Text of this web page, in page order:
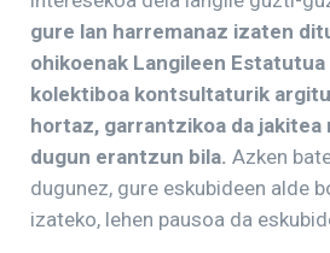
gure lan harremanaz izaten
ohikoenak Langileen
kolektiboa kontsultaturik
hortaz, garrantzikoa da jakitea
dugun erantzun bila. Azken
dugunez, gure eskubideen alde
izateko, lehen pausoa da